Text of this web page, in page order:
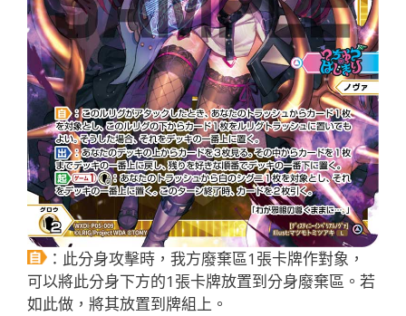
：此分身攻擊時，我方廢棄區1張卡牌作對象，
可以將此分身下方的1張卡牌放置到分身廢棄區。若
如此做，將其放置到牌組上。